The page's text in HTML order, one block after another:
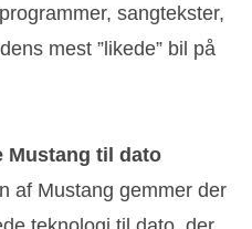
sangtekster,
mest ”likede” bil på
Mustang til dato
af Mustang gemmer der